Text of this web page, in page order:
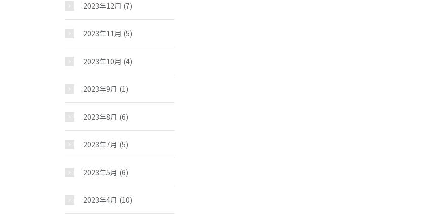
2023年12月 (7)
2023年11月 (5)
2023年10月 (4)
2023年9月 (1)
2023年8月 (6)
2023年7月 (5)
2023年5月 (6)
2023年4月 (10)